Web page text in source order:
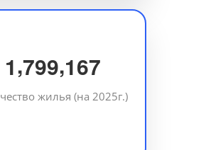
1,799,167
жилья (на 2025г.)